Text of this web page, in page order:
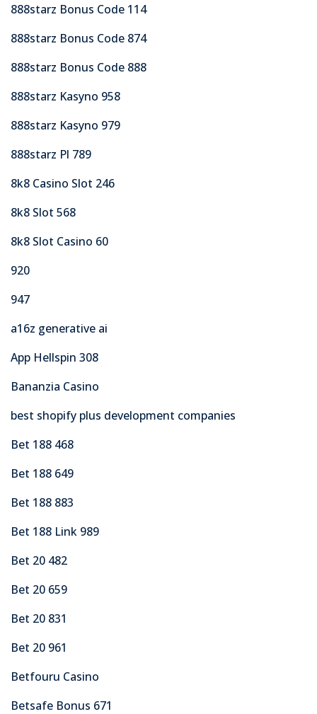
888starz Bonus Code 114
888starz Bonus Code 874
888starz Bonus Code 888
888starz Kasyno 958
888starz Kasyno 979
888starz Pl 789
8k8 Casino Slot 246
8k8 Slot 568
8k8 Slot Casino 60
920
947
a16z generative ai
App Hellspin 308
Bananzia Casino
best shopify plus development companies
Bet 188 468
Bet 188 649
Bet 188 883
Bet 188 Link 989
Bet 20 482
Bet 20 659
Bet 20 831
Bet 20 961
Betfouru Casino
Betsafe Bonus 671